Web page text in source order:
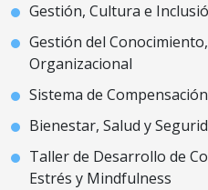
Gestión, Cultura e
Gestión del
Organizacional
Sistema de Compensación
Bienestar, Salud y
Taller de Desarrollo de
Estrés y Mindfulness